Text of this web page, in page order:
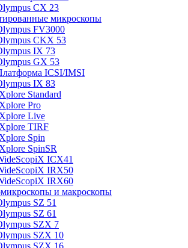
CX 23
микроскопы
FV3000
CKX 53
IX 73
GX 53
ICSI/IMSI
IX 83
Standard
Pro
Live
TIRF
Spin
SpinSR
ICX41
IRX50
IRX60
и макроскопы
SZ 51
SZ 61
SZX 7
SZX 10
SZX 16